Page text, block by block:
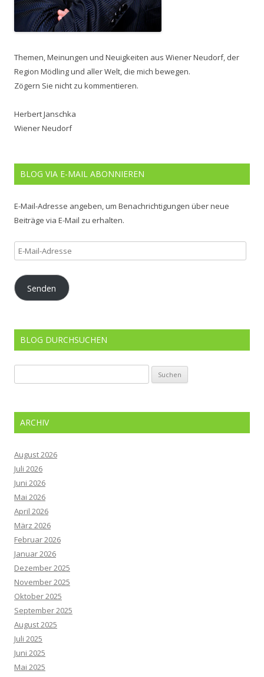
Themen, Meinungen und Neuigkeiten aus Wiener Neudorf, der
Region Mödling und aller Welt, die mich bewegen.
Zögern Sie nicht zu kommentieren.
Herbert Janschka
Wiener Neudorf
BLOG VIA E-MAIL ABONNIEREN
E-Mail-Adresse angeben, um Benachrichtigungen über neue
Beiträge via E-Mail zu erhalten.
E-
Mail-
Adresse
Senden
BLOG DURCHSUCHEN
nach:
ARCHIV
August 2026
Juli 2026
Juni 2026
Mai 2026
April 2026
März 2026
Februar 2026
Januar 2026
Dezember 2025
November 2025
Oktober 2025
September 2025
August 2025
Juli 2025
Juni 2025
Mai 2025